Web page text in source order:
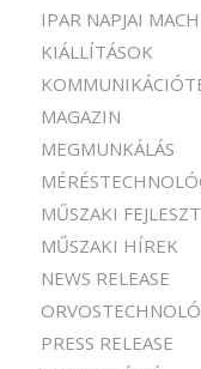
IPAR NAPJAI
KIÁLLÍTÁSOK
MAGAZIN
MEGMUNKÁLÁS
MŰSZAKI
MŰSZAKI HÍREK
NEWS RELEASE
PRESS RELEASE